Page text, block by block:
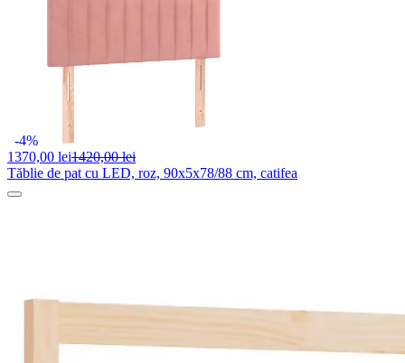
-4%
1370,00 lei1420,00 lei
Tăblie de pat cu LED, roz, 90x5x78/88 cm, catifea